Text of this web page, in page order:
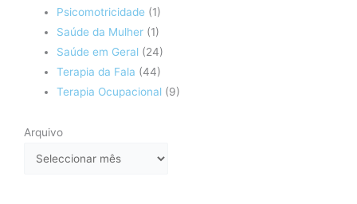
Psicomotricidade (1)
Saúde da Mulher (1)
Saúde em Geral (24)
Terapia da Fala (44)
Terapia Ocupacional (9)
Arquivo
Arquivo